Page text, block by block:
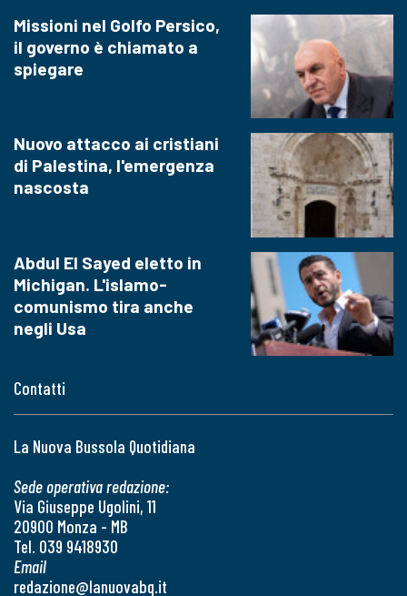
Contatti
La Nuova Bussola Quotidiana
Sede operativa redazione:
Via Giuseppe Ugolini, 11
20900 Monza - MB
Tel. 039 9418930
Email
redazione@lanuovabq.it
Missioni nel Golfo Persico,
il governo è chiamato a
spiegare
Nuovo attacco ai cristiani
di Palestina, l'emergenza
nascosta
Abdul El Sayed eletto in
Michigan. L'islamo-
comunismo tira anche
negli Usa